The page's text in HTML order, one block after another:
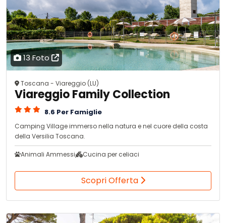
13 Foto
Toscana - Viareggio (LU)
Viareggio Family Collection
8.6 Per Famiglie
Camping Village immerso nella natura e nel cuore della costa
della Versilia Toscana.
Animali Ammessi Cucina per celiaci
Scopri Offerta